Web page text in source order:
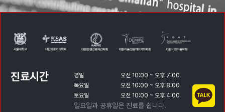
진료시간 평일
오전 10:00 ~ 오후 7:00
목요일
오전 10:00 ~ 오후 8:00
토요일
오전 10:00 ~ 오후 4:00
일요일과 공휴일은 진료를 쉽니다.